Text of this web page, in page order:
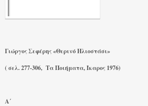
Γιώργος Σεφέρης «Θερινό Ηλιοστάσι»
( σελ. 277-306, Τα Ποιήματα, Ίκαρος 1976)
Α΄